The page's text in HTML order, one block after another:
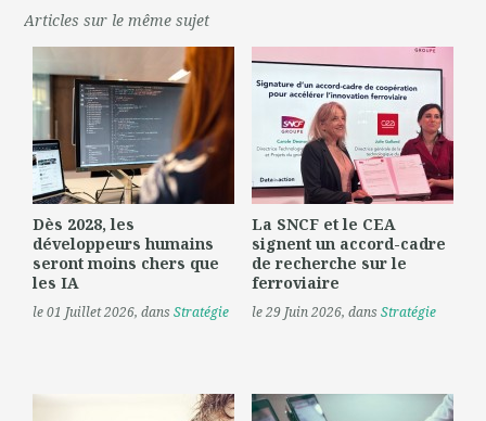
Articles sur le même sujet
Dès 2028, les
développeurs humains
seront moins chers que
les IA
le 01 Juillet 2026, dansStratégie
La SNCF et le CEA
signent un accord-cadre
de recherche sur le
ferroviaire
le 29 Juin 2026, dansStratégie